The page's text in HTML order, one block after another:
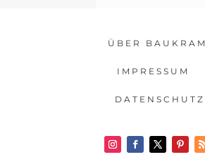
ÜBER BAUKRAM
IMPRESSUM
DATENSCHUTZ